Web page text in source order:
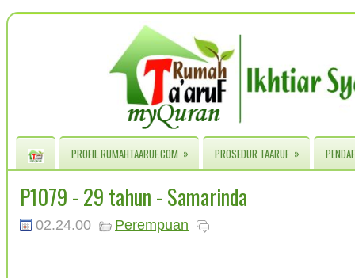
PROFIL RUMAHTAARUF.COM » PROSEDUR TAARUF »
P1079 - 29 tahun - Samarinda
02.24.00 Perempuan